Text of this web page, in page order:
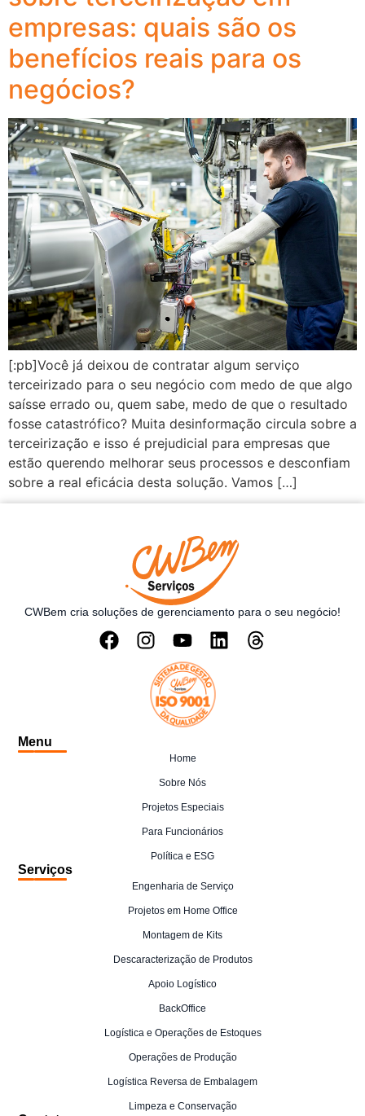
empresas: quais são os
benefícios reais para os
negócios?
[:pb]Você já deixou de contratar algum serviço
terceirizado para o seu negócio com medo de que algo
saísse errado ou, quem sabe, medo de que o resultado
fosse catastrófico? Muita desinformação circula sobre a
terceirização e isso é prejudicial para empresas que
estão querendo melhorar seus processos e desconfiam
sobre a real eficácia desta solução. Vamos […]
CWBem cria soluções de gerenciamento para o seu negócio!
Menu
Home
Sobre Nós
Projetos Especiais
Para Funcionários
Política e ESG
Serviços
Engenharia de Serviço
Projetos em Home Office
Montagem de Kits
Descaracterização de Produtos
Apoio Logístico
BackOffice
Logística e Operações de Estoques
Operações de Produção
Logística Reversa de Embalagem
Limpeza e Conservação